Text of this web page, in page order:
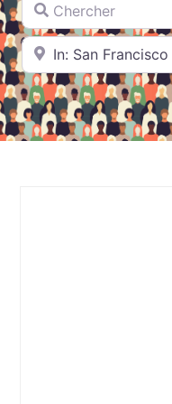
A proximité de